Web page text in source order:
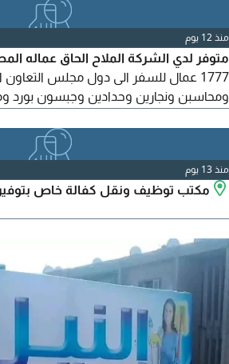
منذ 12 يوم
متوفر لدي الشركة الملاح الحاق عماله
1777 عمال للسفر الى دول مجلس
ومحاسبن ونجارين وحدادين وجبسون بورد
منذ 13 يوم
مكتب توظيف ونقل كفالة خاص بتوفير